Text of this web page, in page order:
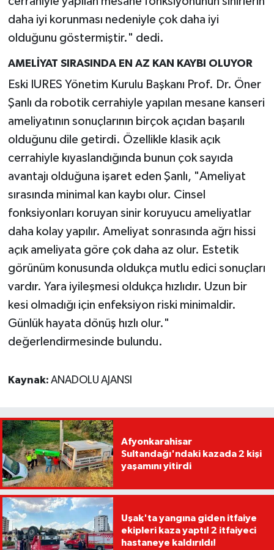
daha iyi korunması nedeniyle çok daha iyi
olduğunu göstermiştir." dedi.
AMELİYAT SIRASINDA EN AZ KAN KAYBI OLUYOR
Eski IURES Yönetim Kurulu Başkanı Prof. Dr. Öner
Şanlı da robotik cerrahiyle yapılan mesane kanseri
ameliyatının sonuçlarının birçok açıdan başarılı
olduğunu dile getirdi. Özellikle klasik açık
cerrahiyle kıyaslandığında bunun çok sayıda
avantajı olduğuna işaret eden Şanlı, "Ameliyat
sırasında minimal kan kaybı olur. Cinsel
fonksiyonları koruyan sinir koruyucu ameliyatlar
daha kolay yapılır. Ameliyat sonrasında ağrı hissi
açık ameliyata göre çok daha az olur. Estetik
görünüm konusunda oldukça mutlu edici sonuçları
vardır. Yara iyileşmesi oldukça hızlıdır. Uzun bir
kesi olmadığı için enfeksiyon riski minimaldir.
Günlük hayata dönüş hızlı olur."
değerlendirmesinde bulundu.
Kaynak: ANADOLU AJANSI
Afyonkarahisar
Sultandağı'ndaki kazada 2 kişi
yaşamını yitirdi
Uşak'ta yangına giden itfaiye
ekipleri kaza yaptı! 2 itfaiyeci
hastaneye kaldırıldı!